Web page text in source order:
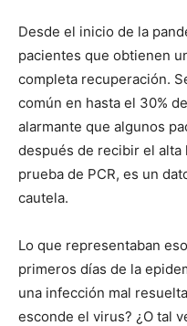
Desde el inicio de la
pacientes que obtienen
completa recuperación.
común en hasta el 30%
alarmante que algunos
después de recibir el
prueba de PCR, es un
cautela.
Lo que representaban
primeros días de la
una infección mal
esconde el virus? ¿O tal